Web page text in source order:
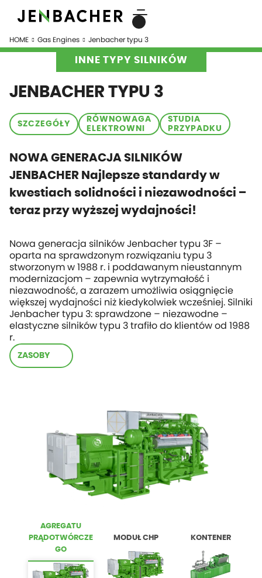
HOME Gas Engines Jenbacher typu 3
INNE TYPY SILNIKÓW
JENBACHER TYPU 3
SZCZEGÓŁY
RÓWNOWAGA
ELEKTROWNI
STUDIA
PRZYPADKU
NOWA GENERACJA SILNIKÓW
JENBACHER Najlepsze standardy w
kwestiach solidności i niezawodności –
teraz przy wyższej wydajności!
Nowa generacja silników Jenbacher typu 3F –
oparta na sprawdzonym rozwiązaniu typu 3
stworzonym w 1988 r. i poddawanym nieustannym
modernizacjom – zapewnia wytrzymałość i
niezawodność, a zarazem umożliwia osiągnięcie
większej wydajności niż kiedykolwiek wcześniej. Silniki
Jenbacher typu 3: sprawdzone – niezawodne –
elastyczne silników typu 3 trafiło do klientów od 1988
r.
ZASOBY
AGREGATU
PRĄDOTWÓRCZE
GO
MODUŁ CHP KONTENER